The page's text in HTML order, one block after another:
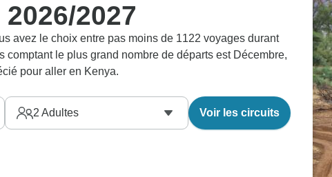
2027
avez le choix entre pas moins de 1122 voyages durant
comptant le plus grand nombre de départs est Décembre,
pour aller en Kenya.
2 Adultes Voir les circuits